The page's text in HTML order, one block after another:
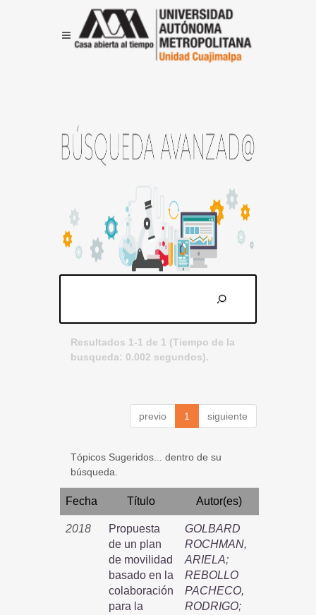
Resultados 1-1 de 1 (Tiempo de la
busqueda: 0.002 segundos).
previo 1 siguiente
Tópicos Sugeridos... dentro de su
búsqueda.
Fecha Título Autor(es)
2018
Propuesta
de un plan
de movilidad
basado en la
colaboración
para la
GOLBARD
ROCHMAN,
ARIELA;
REBOLLO
PACHECO,
RODRIGO;